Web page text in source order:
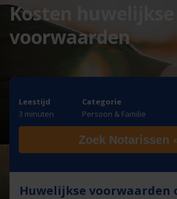
Kosten huwelijkse
voorwaarden
Leestijd
3 minuten
Categorie
Persoon & Familie
Zoek Notarissen
Huwelijkse voorwaarden